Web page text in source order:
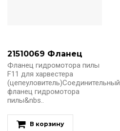
21510069 Фланец
Фланец гидромотора пилы
F11 для харвестера
(цепеуловитель)Соединительный
фланец гидромотора
пилы&nbs..
В корзину